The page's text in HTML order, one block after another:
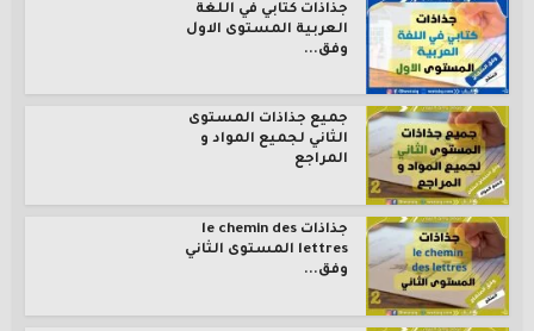
جذاذات كتابي في اللغة
العربية المستوى الاول
وفق...
جميع جذاذات المستوى
الثاني لجميع المواد و
المراجع
جذاذات le chemin des
lettres المستوى الثاني
وفق...